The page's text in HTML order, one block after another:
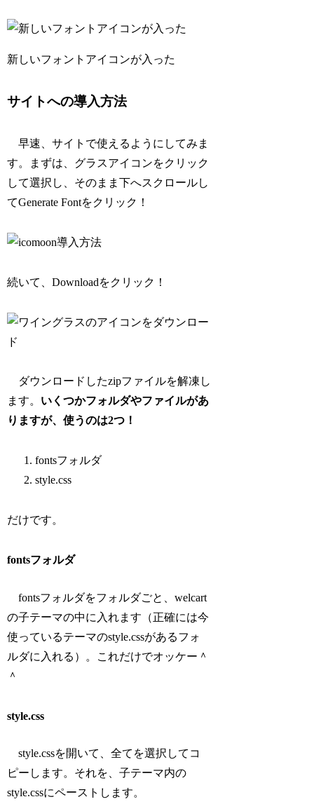
新しいフォントアイコンが入った
サイトへの導入方法
早速、サイトで使えるようにしてみま
す。まずは、グラスアイコンをクリック
して選択し、そのまま下へスクロールし
てGenerate Fontをクリック！
続いて、Downloadをクリック！
ダウンロードしたzipファイルを解凍し
ます。 いくつかフォルダやファイルがあ
りますが、使うのは2つ！
fontsフォルダ
style.css
だけです。
fontsフォルダ
fontsフォルダをフォルダごと、welcart
の子テーマの中に入れます（正確には今
使っているテーマのstyle.cssがあるフォ
ルダに入れる）。これだけでオッケー＾
＾
style.css
style.cssを開いて、全てを選択してコ
ピーします。それを、子テーマ内の
style.cssにペーストします。